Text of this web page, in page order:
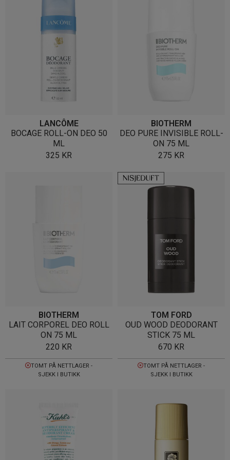
LANCÔME
BOCAGE ROLL-ON DEO 50
ML
325 KR
BIOTHERM
DEO PURE INVISIBLE ROLL-
ON 75 ML
275 KR
BIOTHERM
LAIT CORPOREL DEO ROLL
ON 75 ML
220 KR
TOMT PÅ NETTLAGER -
SJEKK I BUTIKK
TOM FORD
OUD WOOD DEODORANT
STICK 75 ML
670 KR
TOMT PÅ NETTLAGER -
SJEKK I BUTIKK